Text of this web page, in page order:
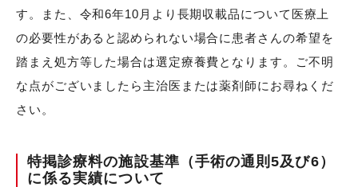
す。また、令和6年10月より長期収載品について医療上
の必要性があると認められない場合に患者さんの希望を
踏まえ処方等した場合は選定療養費となります。ご不明
な点がございましたら主治医または薬剤師にお尋ねくだ
さい。
特掲診療料の施設基準（手術の通則5及び6）
に係る実績について